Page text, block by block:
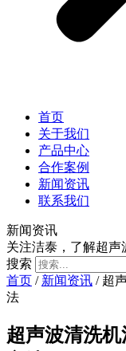
首页
关于我们
产品中心
合作案例
新闻资讯
联系我们
新闻资讯
关注洁泰，了解超
搜索
首页 / 新闻资讯 / 超
法
超声波清洗